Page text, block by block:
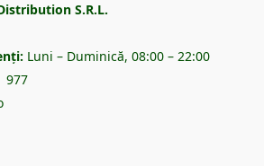
S.R.L.
Luni – Duminică, 08:00 – 22:00
977